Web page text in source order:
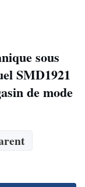
sous
SMD1921
de mode